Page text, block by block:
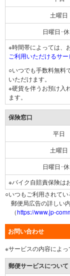
土曜日
日曜日･
※時間帯によっては、
ご利用いただけるサ
○いつでも手数料無料
いただけます。
※硬貨を伴うお預け入
ます。
保険窓口
平日
土曜日
日曜日･
※バイク自賠責保険は
○いつもご利用されて
郵便局広告の詳しい
（https://www.jp-
お問い合わせ
※サービスの内容によっ
郵便サービスについて